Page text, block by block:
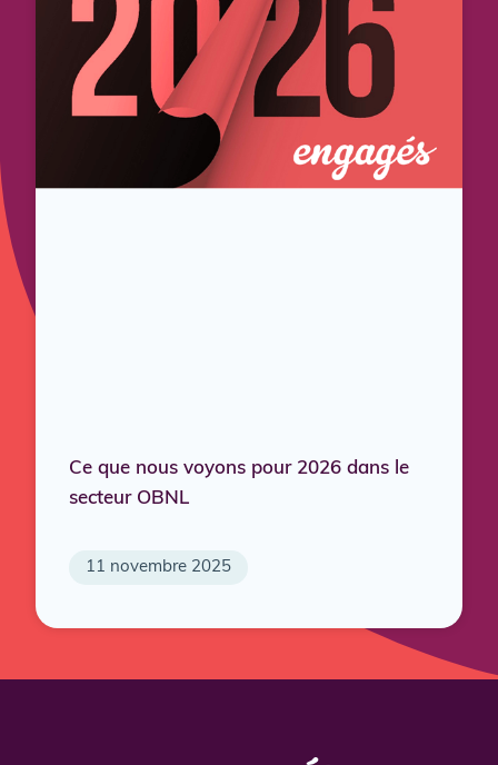
Ce que nous voyons pour 2026 dans le
secteur OBNL
11 novembre 2025